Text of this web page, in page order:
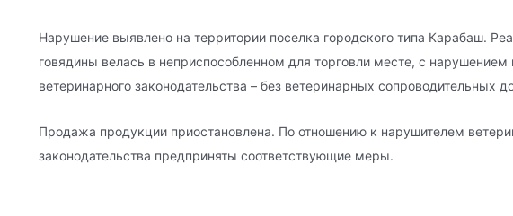
Нарушение выявлено на территории поселка городского типа Карабаш.
говядины велась в неприспособленном для торговли месте, с нарушением
ветеринарного законодательства – без ветеринарных сопроводительных
Продажа продукции приостановлена. По отношению к нарушителем
законодательства предприняты соответствующие меры.